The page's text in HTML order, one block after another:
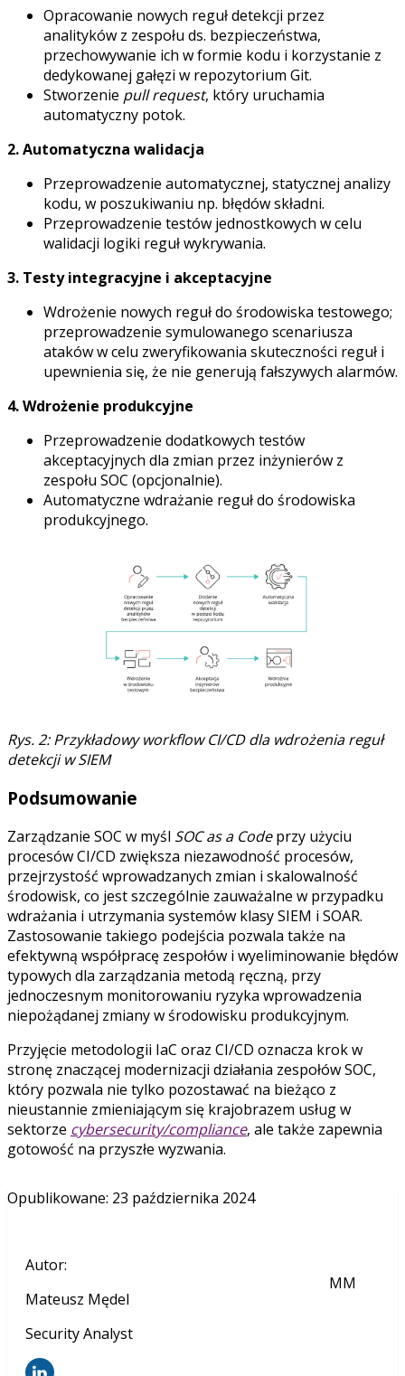
Opracowanie nowych reguł detekcji przez
analityków z zespołu ds. bezpieczeństwa,
przechowywanie ich w formie kodu i korzystanie z
dedykowanej gałęzi w repozytorium Git.
Stworzenie pull request, który uruchamia
automatyczny potok.
2. Automatyczna walidacja
Przeprowadzenie automatycznej, statycznej analizy
kodu, w poszukiwaniu np. błędów składni.
Przeprowadzenie testów jednostkowych w celu
walidacji logiki reguł wykrywania.
3. Testy integracyjne i akceptacyjne
Wdrożenie nowych reguł do środowiska testowego;
przeprowadzenie symulowanego scenariusza
ataków w celu zweryfikowania skuteczności reguł i
upewnienia się, że nie generują fałszywych alarmów.
4. Wdrożenie produkcyjne
Przeprowadzenie dodatkowych testów
akceptacyjnych dla zmian przez inżynierów z
zespołu SOC (opcjonalnie).
Automatyczne wdrażanie reguł do środowiska
produkcyjnego.
Rys. 2: Przykładowy workflow CI/CD dla wdrożenia reguł
detekcji w SIEM
Podsumowanie
Zarządzanie SOC w myśl SOC as a Codeprzy użyciu
procesów CI/CD zwiększa niezawodność procesów,
przejrzystość wprowadzanych zmian i skalowalność
środowisk, co jest szczególnie zauważalne w przypadku
wdrażania i utrzymania systemów klasy SIEM i SOAR.
Zastosowanie takiego podejścia pozwala także na
efektywną współpracę zespołów i wyeliminowanie błędów
typowych dla zarządzania metodą ręczną, przy
jednoczesnym monitorowaniu ryzyka wprowadzenia
niepożądanej zmiany w środowisku produkcyjnym.
Przyjęcie metodologii IaC oraz CI/CD oznacza krok w
stronę znaczącej modernizacji działania zespołów SOC,
który pozwala nie tylko pozostawać na bieżąco z
nieustannie zmieniającym się krajobrazem usług w
sektorze cybersecurity/compliance, ale także zapewnia
gotowość na przyszłe wyzwania.
Opublikowane: 23 października 2024
Autor:
Mateusz Mędel
Security Analyst
MM